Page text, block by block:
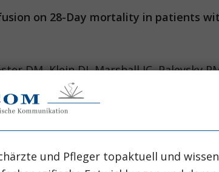
on 28-Day mortality in patients
DM, Klein DJ, Marshall JC, Palevsky
und Pfleger topaktuell und